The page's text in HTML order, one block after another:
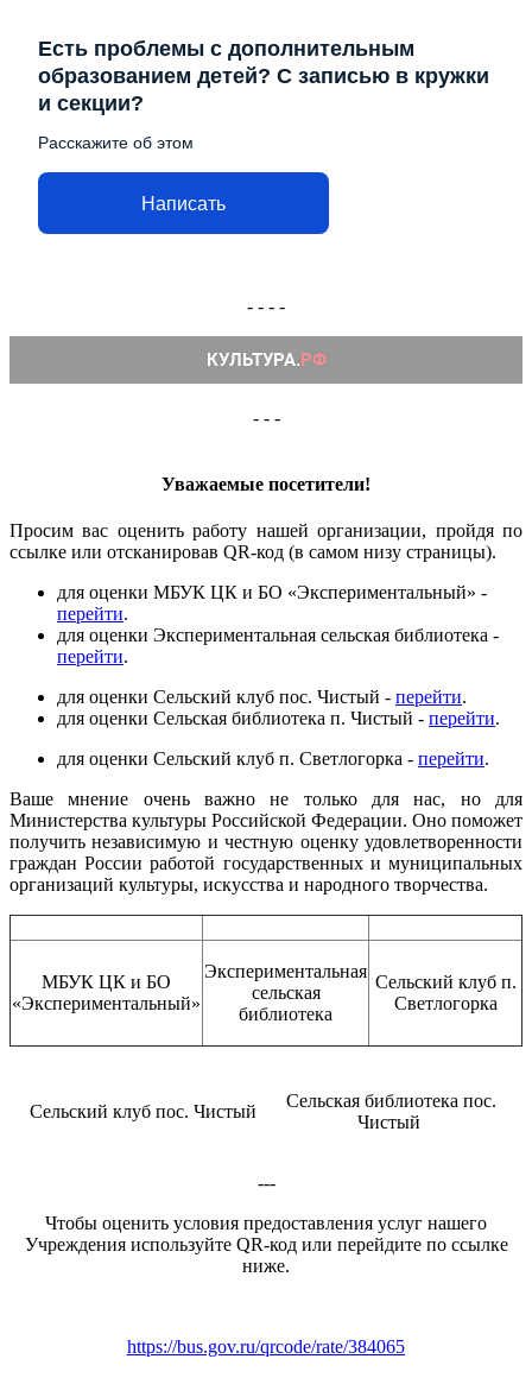
Есть проблемы с дополнительным
образованием детей? С записью в кружки
и секции?
Расскажите об этом
Написать
- - - -
- - -
Уважаемые посетители!
Просим вас оценить работу нашей организации, пройдя по
ссылке или отсканировав QR-код (в самом низу страницы).
для оценки МБУК ЦК и БО «Экспериментальный» -
перейти.
для оценки Экспериментальная сельская библиотека -
перейти.
для оценки Сельский клуб пос. Чистый - перейти.
для оценки Сельская библиотека п. Чистый - перейти.
для оценки Сельский клуб п. Светлогорка - перейти.
Ваше мнение очень важно не только для нас, но для
Министерства культуры Российской Федерации. Оно поможет
получить независимую и честную оценку удовлетворенности
граждан России работой государственных и муниципальных
организаций культуры, искусства и народного творчества.
МБУК ЦК и БО
«Экспериментальный»
Экспериментальная
сельская
библиотека
Сельский клуб п.
Светлогорка
Сельский клуб пос. Чистый
Сельская библиотека пос.
Чистый
---
Чтобы оценить условия предоставления услуг нашего
Учреждения используйте QR-код или перейдите по ссылке
ниже.
https://bus.gov.ru/qrcode/rate/384065